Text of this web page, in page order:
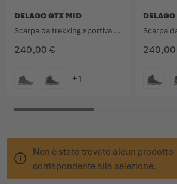
240,00 €
DELAGO GTX MID
Scarpa da trekking sportiva con qualità da avvicinamento.
Non è stato trovato alcun prodotto
corrispondente alla selezione.